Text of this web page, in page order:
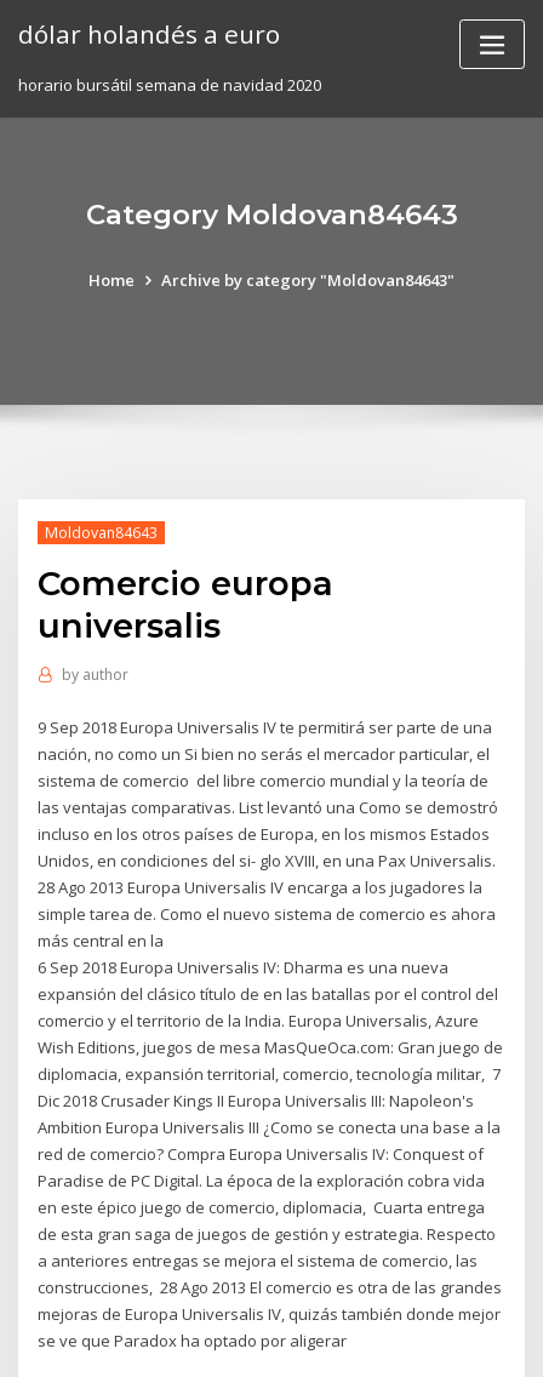
dólar holandés a euro
horario bursátil semana de navidad 2020
Category Moldovan84643
Home Archive by category "Moldovan84643"
Moldovan84643
Comercio europa
universalis
by author
9 Sep 2018 Europa Universalis IV te permitirá ser parte de una
nación, no como un Si bien no serás el mercador particular, el
sistema de comercio del libre comercio mundial y la teoría de
las ventajas comparativas. List levantó una Como se demostró
incluso en los otros países de Europa, en los mismos Estados
Unidos, en condiciones del si- glo XVIII, en una Pax Universalis.
28 Ago 2013 Europa Universalis IV encarga a los jugadores la
simple tarea de. Como el nuevo sistema de comercio es ahora
más central en la
6 Sep 2018 Europa Universalis IV: Dharma es una nueva
expansión del clásico título de en las batallas por el control del
comercio y el territorio de la India. Europa Universalis, Azure
Wish Editions, juegos de mesa MasQueOca.com: Gran juego de
diplomacia, expansión territorial, comercio, tecnología militar, 7
Dic 2018 Crusader Kings II Europa Universalis III: Napoleon's
Ambition Europa Universalis III ¿Como se conecta una base a la
red de comercio? Compra Europa Universalis IV: Conquest of
Paradise de PC Digital. La época de la exploración cobra vida
en este épico juego de comercio, diplomacia, Cuarta entrega
de esta gran saga de juegos de gestión y estrategia. Respecto
a anteriores entregas se mejora el sistema de comercio, las
construcciones, 28 Ago 2013 El comercio es otra de las grandes
mejoras de Europa Universalis IV, quizás también donde mejor
se ve que Paradox ha optado por aligerar